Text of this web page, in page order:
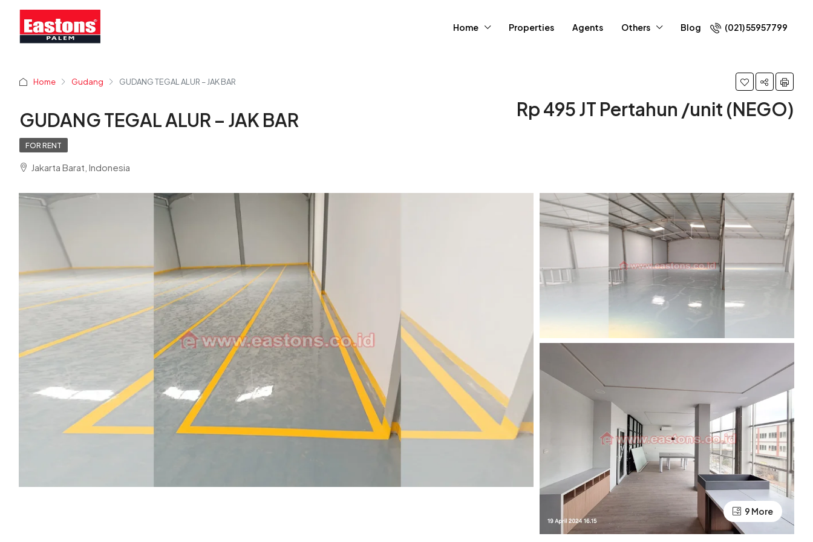
Home Properties Agents Others Blog (021) 55957799
Home Gudang GUDANG TEGAL ALUR – JAK BAR
GUDANG TEGAL ALUR – JAK BAR Rp 495 JT Pertahun /unit (NEGO)
FOR RENT
Jakarta Barat, Indonesia
9 More